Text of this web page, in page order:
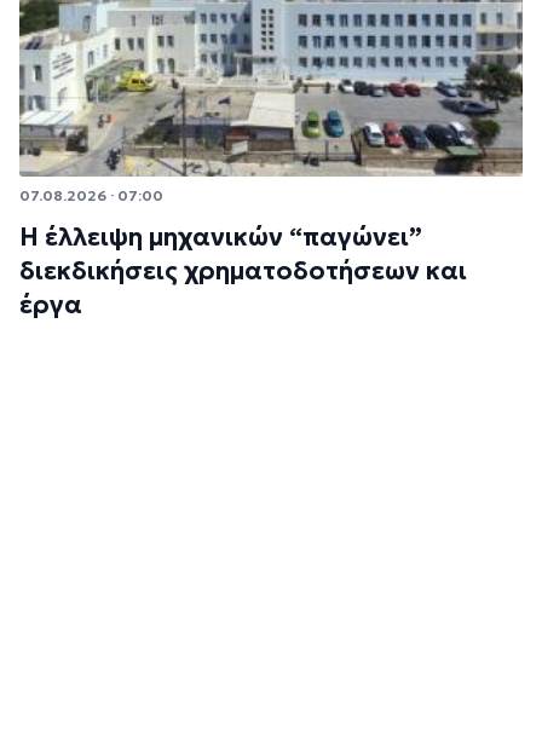
07.08.2026 · 07:00
Η έλλειψη μηχανικών “παγώνει”
διεκδικήσεις χρηματοδοτήσεων και
έργα